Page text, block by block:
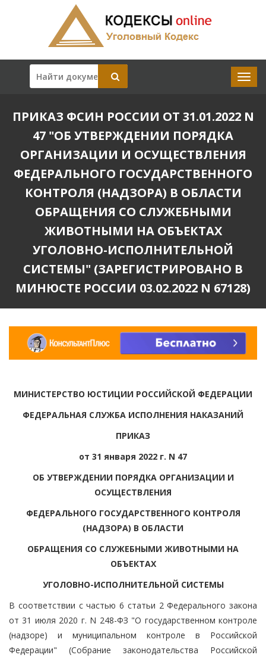
ПРИКАЗ ФСИН РОССИИ ОТ 31.01.2022 N
47 "ОБ УТВЕРЖДЕНИИ ПОРЯДКА
ОРГАНИЗАЦИИ И ОСУЩЕСТВЛЕНИЯ
ФЕДЕРАЛЬНОГО ГОСУДАРСТВЕННОГО
КОНТРОЛЯ (НАДЗОРА) В ОБЛАСТИ
ОБРАЩЕНИЯ СО СЛУЖЕБНЫМИ
ЖИВОТНЫМИ НА ОБЪЕКТАХ
УГОЛОВНО-ИСПОЛНИТЕЛЬНОЙ
СИСТЕМЫ" (ЗАРЕГИСТРИРОВАНО В
МИНЮСТЕ РОССИИ 03.02.2022 N 67128)
МИНИСТЕРСТВО ЮСТИЦИИ РОССИЙСКОЙ ФЕДЕРАЦИИ
ФЕДЕРАЛЬНАЯ СЛУЖБА ИСПОЛНЕНИЯ НАКАЗАНИЙ
ПРИКАЗ
от 31 января 2022 г. N 47
ОБ УТВЕРЖДЕНИИ ПОРЯДКА ОРГАНИЗАЦИИ И
ОСУЩЕСТВЛЕНИЯ
ФЕДЕРАЛЬНОГО ГОСУДАРСТВЕННОГО КОНТРОЛЯ
(НАДЗОРА) В ОБЛАСТИ
ОБРАЩЕНИЯ СО СЛУЖЕБНЫМИ ЖИВОТНЫМИ НА
ОБЪЕКТАХ
УГОЛОВНО-ИСПОЛНИТЕЛЬНОЙ СИСТЕМЫ
В соответствии с частью 6 статьи 2 Федерального закона
от 31 июля 2020 г. N 248-ФЗ "О государственном контроле
(надзоре) и муниципальном контроле в Российской
Федерации" (Собрание законодательства Российской